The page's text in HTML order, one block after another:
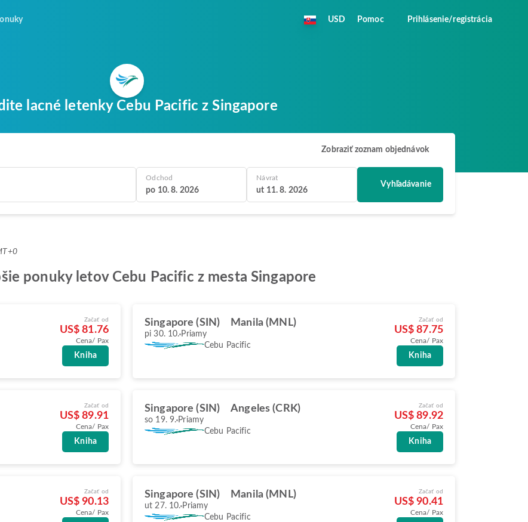
USD Pomoc Prihlásenie/registrácia
lacné letenky Cebu Pacific z Singapore
Zobraziť zoznam objednávok
Odchod
po 10. 8. 2026
Návrat
ut 11. 8. 2026
Vyhľadávanie
ponuky letov Cebu Pacific z mesta Singapore
Začať od
US$ 81.76
Cena/ Pax
Kniha
Singapore (SIN) Manila (MNL)
pi 30. 10. Priamy
Cebu Pacific
Začať od
US$ 87.75
Cena/ Pax
Kniha
Začať od
US$ 89.91
Cena/ Pax
Kniha
Singapore (SIN) Angeles (CRK)
so 19. 9. Priamy
Cebu Pacific
Začať od
US$ 89.92
Cena/ Pax
Kniha
Začať od
US$ 90.13
Cena/ Pax
Singapore (SIN) Manila (MNL)
ut 27. 10. Priamy
Cebu Pacific
Začať od
US$ 90.41
Cena/ Pax